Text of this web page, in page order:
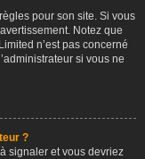
pour son site. Si vous
Notez que
n’est pas concerné
si vous ne
?
signaler et vous devriez